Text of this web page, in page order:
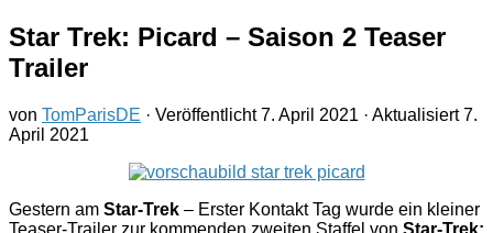
Star Trek: Picard – Saison 2 Teaser
Trailer
von TomParisDE · Veröffentlicht7. April 2021 · Aktualisiert7.
April 2021
Gestern am Star-Trek – Erster Kontakt Tag wurde ein kleiner
Teaser-Trailer zur kommenden zweiten Staffel von Star-Trek: